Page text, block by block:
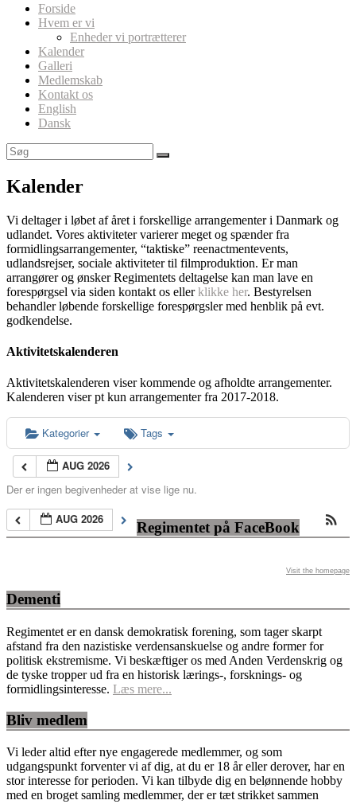
Forside
Hvem er vi
Enheder vi portrætterer
Kalender
Galleri
Medlemskab
Kontakt os
English
Dansk
Kalender
Vi deltager i løbet af året i forskellige arrangementer i Danmark og
udlandet. Vores aktiviteter varierer meget og spænder fra
formidlingsarrangementer, “taktiske” reenactmentevents,
udlandsrejser, sociale aktiviteter til filmproduktion. Er man
arrangører og ønsker Regimentets deltagelse kan man lave en
forespørgsel via siden kontakt os ellerklikke her. Bestyrelsen
behandler løbende forskellige forespørgsler med henblik på evt.
godkendelse.
Aktivitetskalenderen
Aktivitetskalenderen viser kommende og afholdte arrangementer.
Kalenderen viser pt kun arrangementer fra 2017-2018.
Kategorier Tags
AUG 2026
Der er ingen begivenheder at vise lige nu.
AUG 2026
Regimentet på FaceBook
Visit the homepage
Dementi
Regimentet er en dansk demokratisk forening, som tager skarpt
afstand fra den nazistiske verdensanskuelse og andre former for
politisk ekstremisme. Vi beskæftiger os med Anden Verdenskrig og
de tyske tropper ud fra en historisk lærings-, forsknings- og
formidlingsinteresse. Læs mere...
Bliv medlem
Vi leder altid efter nye engagerede medlemmer, og som
udgangspunkt forventer vi af dig, at du er 18 år eller derover, har en
stor interesse for perioden. Vi kan tilbyde dig en belønnende hobby
med en broget samling medlemmer, der er tæt strikket sammen